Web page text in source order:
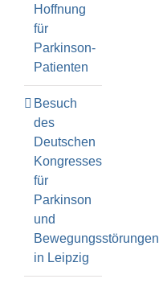
Hoffnung
für
Parkinson-
Patienten
Besuch
des
Deutschen
Kongresses
für
Parkinson
und
Bewegungsstörungen
in Leipzig